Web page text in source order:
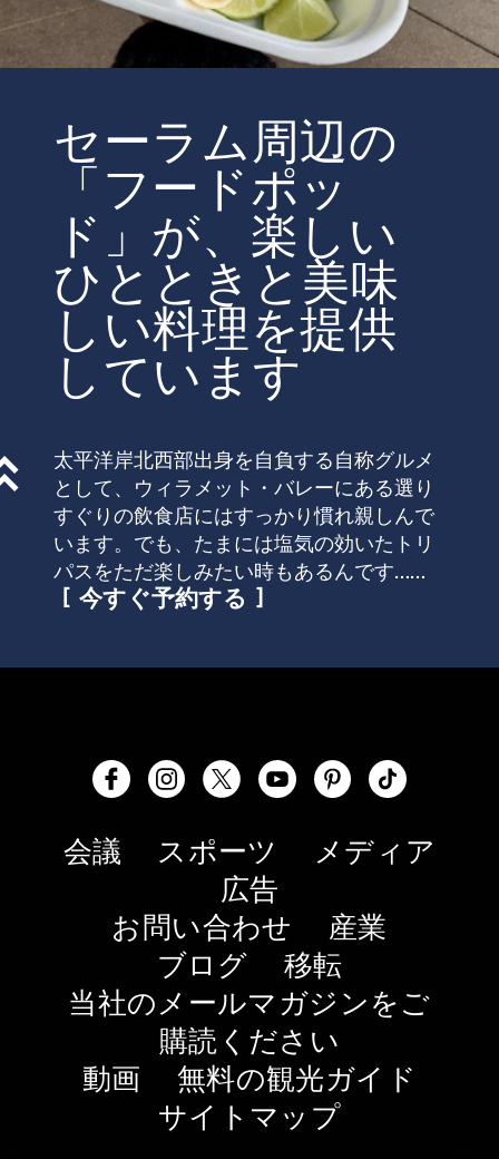
セーラム周辺の
「フードポッ
ド」が、楽しい
ひとときと美味
しい料理を提供
しています
太平洋岸北西部出身を自負する自称グルメ
として、ウィラメット・バレーにある選り
すぐりの飲食店にはすっかり慣れ親しんで
います。でも、たまには塩気の効いたトリ
パスをただ楽しみたい時もあるんです……
今すぐ予約する
会議 スポーツ
メディア
広告
お問い合わせ
産業
ブログ
移転
当社のメールマガジンをご
購読ください
動画
無料の観光ガイド
サイトマップ